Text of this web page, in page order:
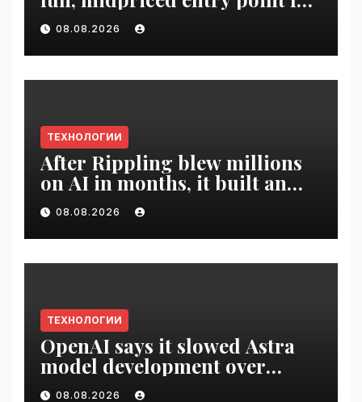
digital artists | VseTime.ru
08.08.2026
ТЕХНОЛОГИИ
After Rippling blew millions
on AI in months, it built an
employee ROI tool |
VseTime.ru
08.08.2026
ТЕХНОЛОГИИ
OpenAI says it slowed Astra
model development over
security concerns | VseTime.ru
08.08.2026